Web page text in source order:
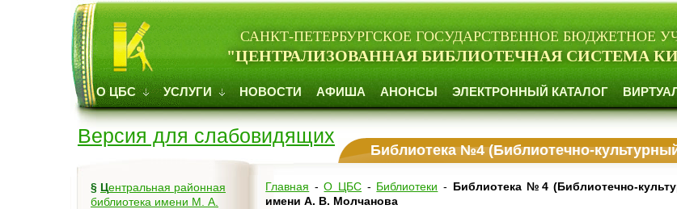
САНКТ-ПЕТЕРБУРГСКОЕ ГОСУДАРСТВЕННОЕ БЮДЖЕТНОЕ
"ЦЕНТРАЛИЗОВАННАЯ БИБЛИОТЕЧНАЯ СИСТЕМА
О ЦБС УСЛУГИ НОВОСТИ АФИША АНОНСЫ ЭЛЕКТРОННЫЙ КАТАЛОГ
Версия для слабовидящих
§ Центральная районная
библиотека имени М. А.
Библиотека №4 (Библиотечно-культурный комплекс) имени А. В.
Главная -О ЦБС - Библиотеки - Библиотека №4 (Библиотечно-
имени А. В. Молчанова